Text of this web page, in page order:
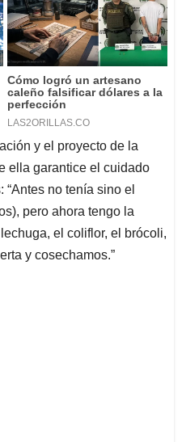
y el proyecto de la
ella garantice el cuidado
no tenía sino el
pero ahora tengo la
el coliflor, el brócoli,
y cosechamos.”